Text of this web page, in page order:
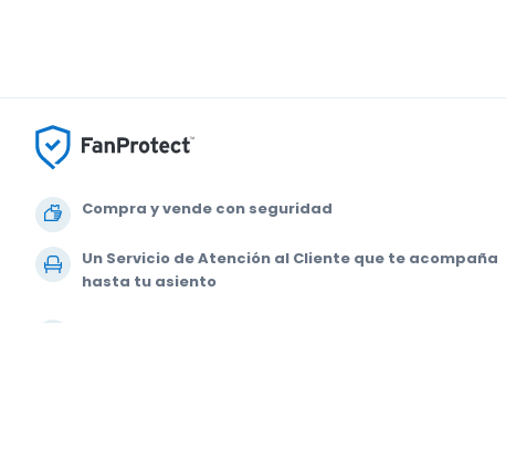
Compra y vende con seguridad
Un Servicio de Atención al Cliente que te acompaña
hasta tu asiento